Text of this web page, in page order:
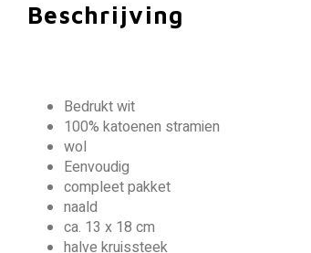
Beschrijving
Bedrukt wit
100% katoenen stramien
wol
Eenvoudig
compleet pakket
naald
ca. 13 x 18 cm
halve kruissteek